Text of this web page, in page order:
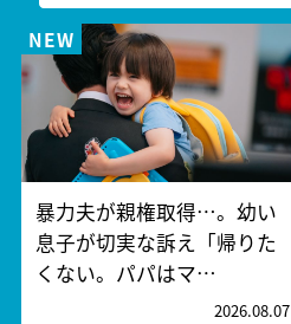
暴力夫が親権取得…。幼い
息子が切実な訴え「帰りた
くない。パパはマ…
2026.08.07